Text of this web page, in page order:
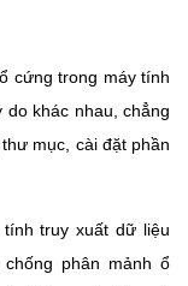
cứng trong máy tính
khác nhau, chẳng
mục, cài đặt phần
truy xuất dữ liệu
phân mảnh ổ